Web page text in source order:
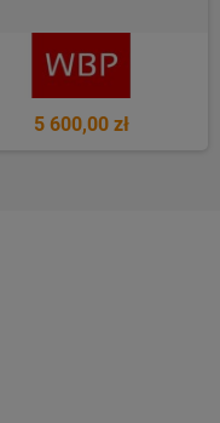
5 600,00 zł